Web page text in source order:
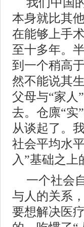
本身就比其
在能够上手
至十多年。
到一个稍高
然不能说其
父母与“家人
去。仓廪“实
从谈起了。
社会平均水
入”基础之上
一个社会
与人的关系
要想解决医